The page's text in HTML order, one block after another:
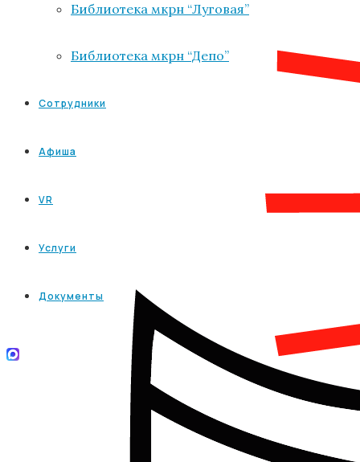
Библиотека мкрн “Луговая”
Библиотека мкрн “Депо”
Сотрудники
Афиша
VR
Услуги
Документы